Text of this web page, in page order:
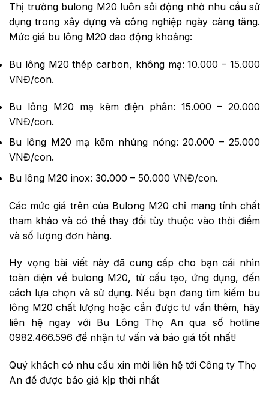
Thị trường bulong M20 luôn sôi động nhờ nhu cầu sử
dụng trong xây dựng và công nghiệp ngày càng tăng.
Mức giá bu lông M20 dao động khoảng:
Bu lông M20 thép carbon, không mạ: 10.000 – 15.000
VNĐ/con.
Bu lông M20 mạ kẽm điện phân: 15.000 – 20.000
VNĐ/con.
Bu lông M20 mạ kẽm nhúng nóng: 20.000 – 25.000
VNĐ/con.
Bu lông M20 inox: 30.000 – 50.000 VNĐ/con.
Các mức giá trên của Bulong M20 chỉ mang tính chất
tham khảo và có thể thay đổi tùy thuộc vào thời điểm
và số lượng đơn hàng.
Hy vọng bài viết này đã cung cấp cho bạn cái nhìn
toàn diện về bulong M20, từ cấu tạo, ứng dụng, đến
cách lựa chọn và sử dụng. Nếu bạn đang tìm kiếm bu
lông M20 chất lượng hoặc cần được tư vấn thêm, hãy
liên hệ ngay với Bu Lông Thọ An qua số hotline
0982.466.596 để nhận tư vấn và báo giá tốt nhất!
Quý khách có nhu cầu xin mời liên hệ tới Công ty Thọ
An để được báo giá kịp thời nhất